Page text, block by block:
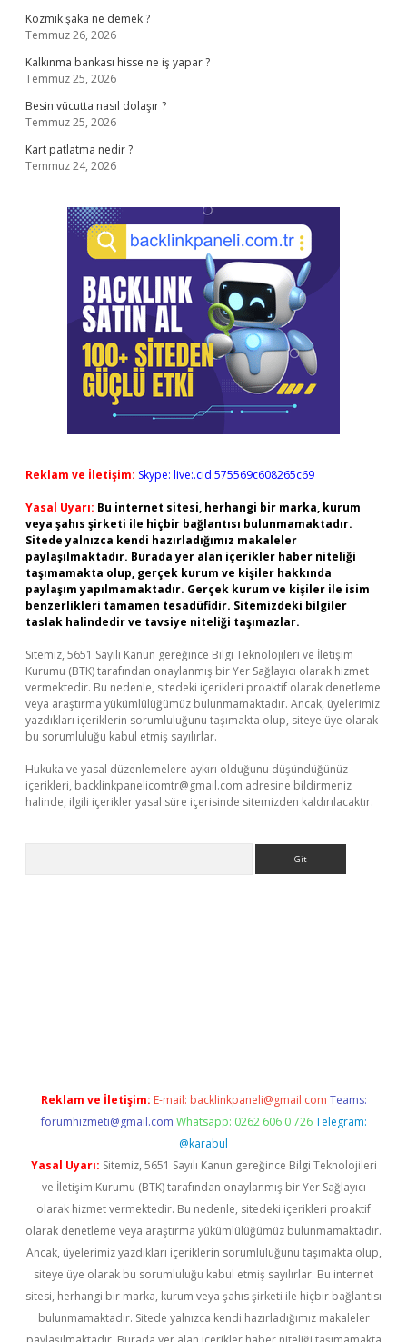
Kozmik şaka ne demek ?
Temmuz 26, 2026
Kalkınma bankası hisse ne iş yapar ?
Temmuz 25, 2026
Besin vücutta nasıl dolaşır ?
Temmuz 25, 2026
Kart patlatma nedir ?
Temmuz 24, 2026
Reklam ve İletişim: Skype: live:.cid.575569c608265c69
Yasal Uyarı: Bu internet sitesi, herhangi bir marka, kurum
veya şahıs şirketi ile hiçbir bağlantısı bulunmamaktadır.
Sitede yalnızca kendi hazırladığımız makaleler
paylaşılmaktadır. Burada yer alan içerikler haber niteliği
taşımamakta olup, gerçek kurum ve kişiler hakkında
paylaşım yapılmamaktadır. Gerçek kurum ve kişiler ile isim
benzerlikleri tamamen tesadüfidir. Sitemizdeki bilgiler
taslak halindedir ve tavsiye niteliği taşımazlar.
Sitemiz, 5651 Sayılı Kanun gereğince Bilgi Teknolojileri ve İletişim
Kurumu (BTK) tarafından onaylanmış bir Yer Sağlayıcı olarak hizmet
vermektedir. Bu nedenle, sitedeki içerikleri proaktif olarak denetleme
veya araştırma yükümlülüğümüz bulunmamaktadır. Ancak, üyelerimiz
yazdıkları içeriklerin sorumluluğunu taşımakta olup, siteye üye olarak
bu sorumluluğu kabul etmiş sayılırlar.
Hukuka ve yasal düzenlemelere aykırı olduğunu düşündüğünüz
içerikleri, backlinkpanelicomtr@gmail.com adresine bildirmeniz
halinde, ilgili içerikler yasal süre içerisinde sitemizden kaldırılacaktır.
Reklam ve İletişim: E-mail: backlinkpaneli@gmail.com Teams:
forumhizmeti@gmail.com Whatsapp: 0262 606 0 726 Telegram:
@karabul
Yasal Uyarı: Sitemiz, 5651 Sayılı Kanun gereğince Bilgi Teknolojileri
ve İletişim Kurumu (BTK) tarafından onaylanmış bir Yer Sağlayıcı
olarak hizmet vermektedir. Bu nedenle, sitedeki içerikleri proaktif
olarak denetleme veya araştırma yükümlülüğümüz bulunmamaktadır.
Ancak, üyelerimiz yazdıkları içeriklerin sorumluluğunu taşımakta olup,
siteye üye olarak bu sorumluluğu kabul etmiş sayılırlar. Bu internet
sitesi, herhangi bir marka, kurum veya şahıs şirketi ile hiçbir bağlantısı
bulunmamaktadır. Sitede yalnızca kendi hazırladığımız makaleler